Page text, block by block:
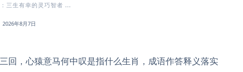
三生有幸的灵巧智者 ...
2026年8月7日
回，心猿意马何中叹是指什么生肖，成语作答释义落实